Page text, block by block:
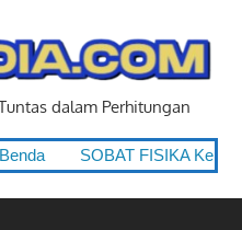
dalam Perhitungan
SOBAT FISIKA Kelas 8